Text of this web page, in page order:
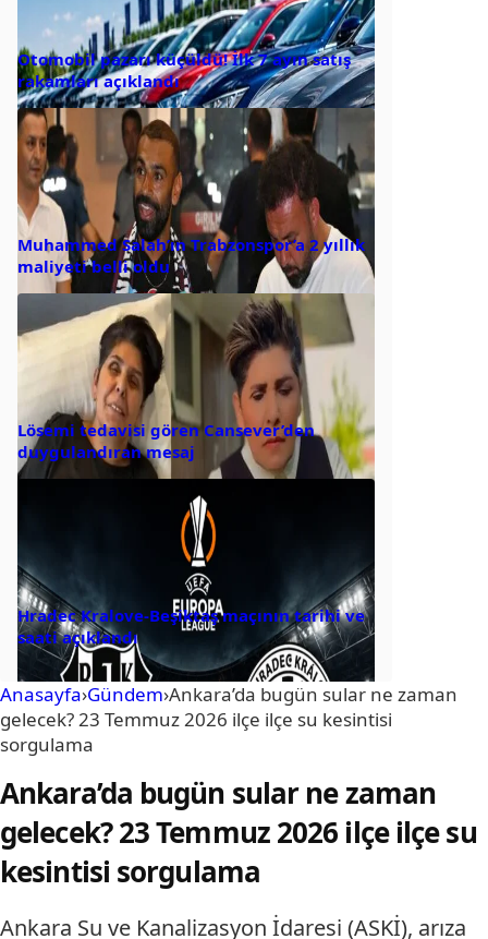
Otomobil pazarı küçüldü! İlk 7 ayın satış
rakamları açıklandı
Muhammed Salah’ın Trabzonspor’a 2 yıllık
maliyeti belli oldu
Lösemi tedavisi gören Cansever’den
duygulandıran mesaj
Hradec Kralove-Beşiktaş maçının tarihi ve
saati açıklandı
Anasayfa›Gündem›Ankara’da bugün sular ne zaman
gelecek? 23 Temmuz 2026 ilçe ilçe su kesintisi
sorgulama
Ankara’da bugün sular ne zaman
gelecek? 23 Temmuz 2026 ilçe ilçe su
kesintisi sorgulama
Ankara Su ve Kanalizasyon İdaresi (ASKİ), arıza